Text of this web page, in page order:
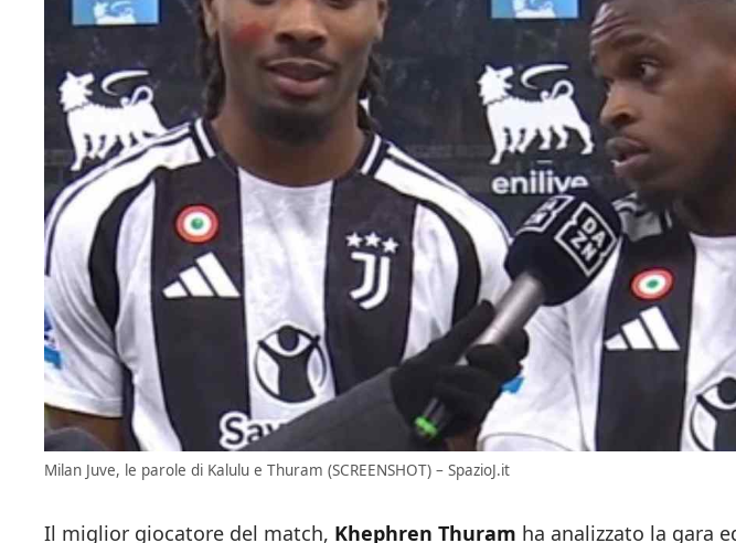
Milan Juve, le parole di Kalulu e Thuram (SCREENSHOT) – SpazioJ.it
Il miglior giocatore del match, Khephren Thuram ha analizzato la gara